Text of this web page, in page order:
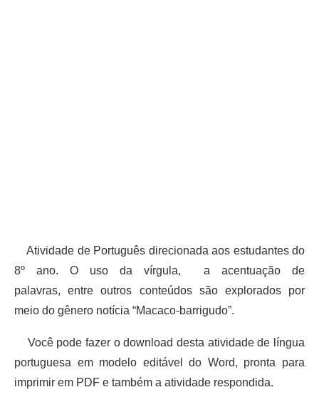
Atividade de Português direcionada aos estudantes do
8º ano. O uso da vírgula, a acentuação de
palavras, entre outros conteúdos são explorados por
meio do gênero notícia “Macaco-barrigudo”.
Você pode fazer o download desta atividade de língua
portuguesa em modelo editável do Word, pronta para
imprimir em PDF e também a atividade respondida.